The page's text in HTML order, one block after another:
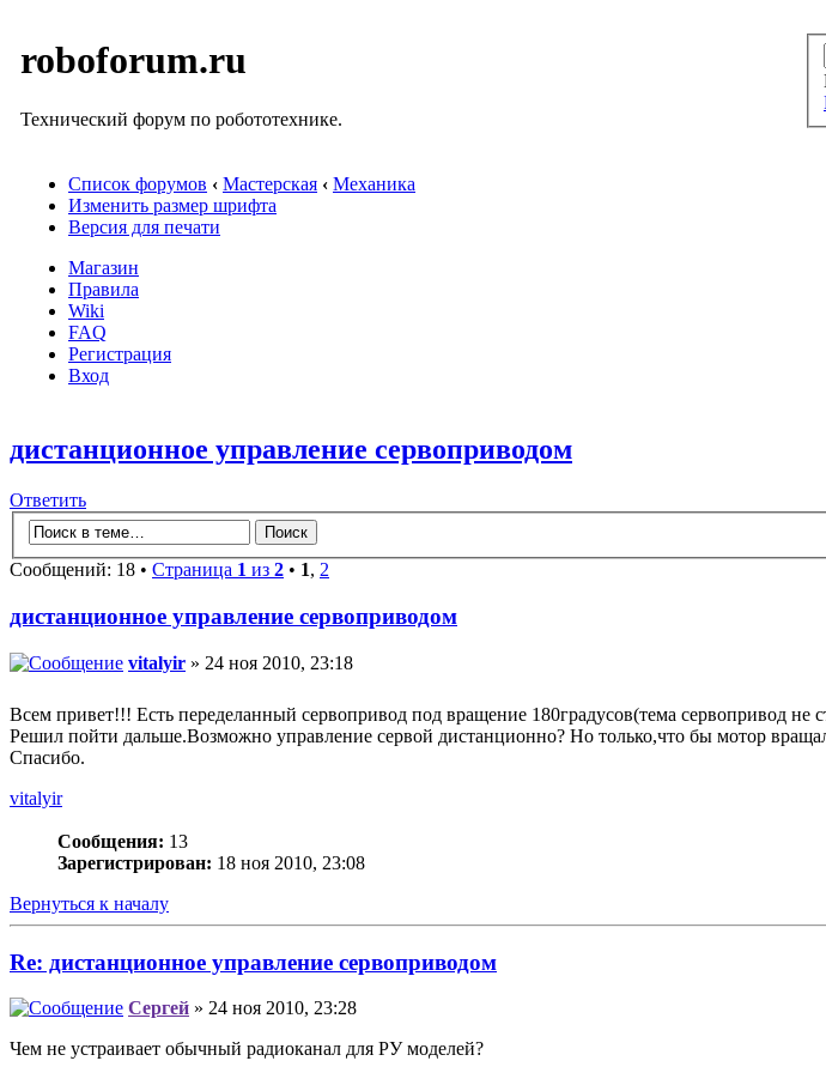
roboforum.ru
Технический форум по робототехнике.
Список форумов ‹ Мастерская ‹ Механика
Изменить размер шрифта
Версия для печати
Магазин
Правила
Wiki
FAQ
Регистрация
Вход
дистанционное управление сервоприводом
Ответить
Сообщений: 18 • Страница 1 из 2 • 1, 2
дистанционное управление сервоприводом
vitalyir » 24 ноя 2010, 23:18
Всем привет!!! Есть переделанный сервопривод под вращение 180градусов(тема сервопривод не
Решил пойти дальше.Возможно управление сервой дистанционно? Но только,что бы мотор
Спасибо.
vitalyir
Сообщения: 13
Зарегистрирован: 18 ноя 2010, 23:08
Вернуться к началу
Re: дистанционное управление сервоприводом
Сергей » 24 ноя 2010, 23:28
Чем не устраивает обычный радиоканал для РУ моделей?